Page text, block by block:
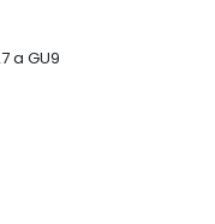
a GU9